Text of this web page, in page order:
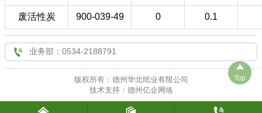
废活性炭 900-039-49 0 0.1
 业务部：0534-2188791
版权所有：德州华北纸业有限公司
技术支持：德州亿企网络

Top